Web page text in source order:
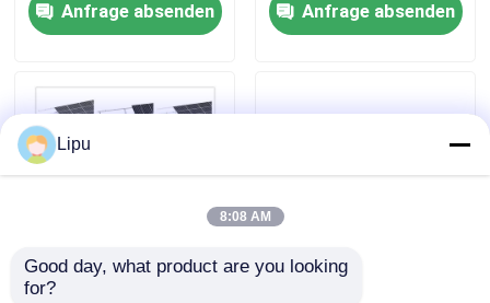
Fabrik-Ausflug
Qualitätskontrolle
Treten Sie mit uns in Verbindung
Solarpv Systeme anbringend
angebrachte PV-
Grundsysteme
Anfrage absenden
Anfrage absenden
Foto-voltaisches
Lipu
8:08 AM
Good day, what product are you looking
for?